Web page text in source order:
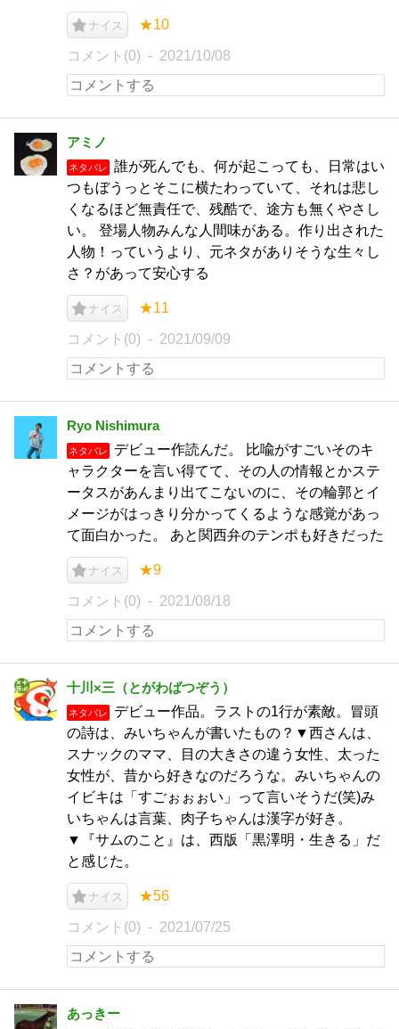
ナイス ★10
コメント(0) 2021/10/08
アミノ
ネタバレ
誰が死んでも、何が起こっても、日常はい
つもぼうっとそこに横たわっていて、それは悲し
くなるほど無責任で、残酷で、途方も無くやさし
い。 登場人物みんな人間味がある。作り出された
人物！っていうより、元ネタがありそうな生々し
さ？があって安心する
ナイス ★11
コメント(0) 2021/09/09
Ryo Nishimura
ネタバレ
デビュー作読んだ。 比喩がすごいそのキ
ャラクターを言い得てて、その人の情報とかステ
ータスがあんまり出てこないのに、その輪郭とイ
メージがはっきり分かってくるような感覚があっ
て面白かった。 あと関西弁のテンポも好きだった
ナイス ★9
コメント(0) 2021/08/18
十川×三（とがわばつぞう）
ネタバレ
デビュー作品。ラストの1行が素敵。冒頭
の詩は、みいちゃんが書いたもの？▼西さんは、
スナックのママ、目の大きさの違う女性、太った
女性が、昔から好きなのだろうな。みいちゃんの
イビキは「すごぉぉぉい」って言いそうだ(笑)み
いちゃんは言葉、肉子ちゃんは漢字が好き。
▼『サムのこと』は、西版「黒澤明・生きる」だ
と感じた。
ナイス ★56
コメント(0) 2021/07/25
あっきー